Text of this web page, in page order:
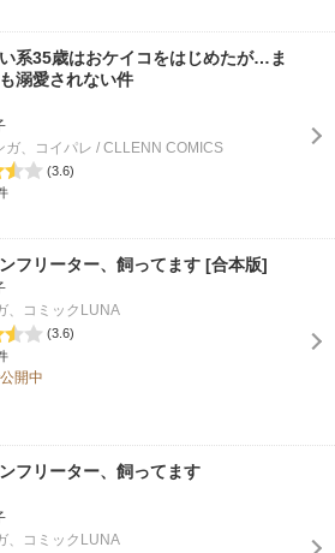
系35歳はおケイコをはじめたが…ま
溺愛されない件
ガ、コイパレ / CLLENN COMICS
(3.6)
フリーター、飼ってます [合本版]
、コミックLUNA
(3.6)
開中
フリーター、飼ってます
、コミックLUNA